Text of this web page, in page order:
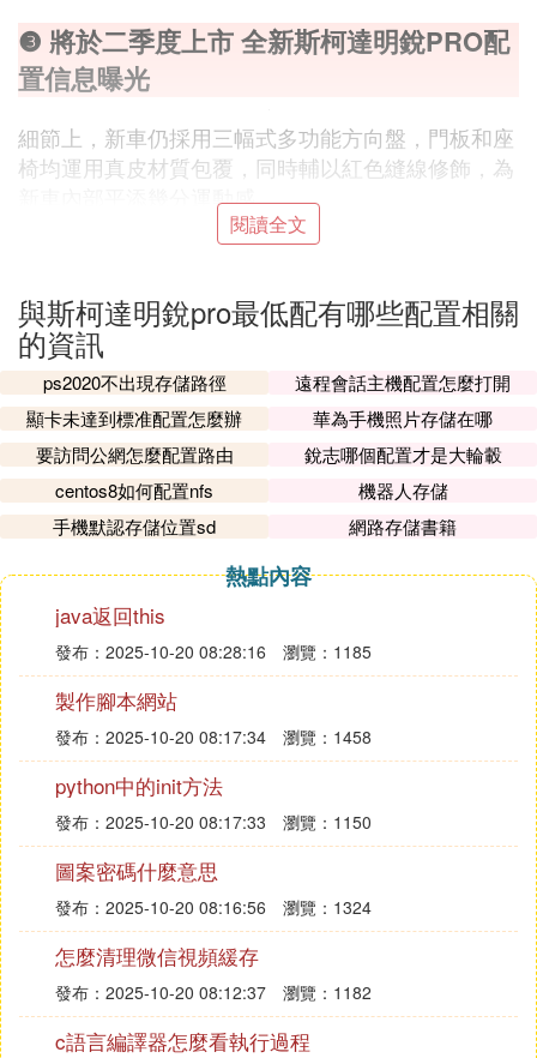
❸ 將於二季度上市 全新斯柯達明銳PRO配
置信息曝光
細節上，新車仍採用三幅式多功能方向盤，門板和座
椅均運用真皮材質包覆，同時輔以紅色縫線修飾，為
新車內部平添幾分運動感。
動力方面，明銳PRO預計將取消1.5L自然吸氣發動
kW和110kW，同時車身尺寸進一步增加，軸距達到
了2730毫米，現款車型軸距2686毫米。傳動系統方
面，與之匹配的或將為5速手動或7速雙離合器變速
箱。
❹ 3款車型配置發布 斯柯達明銳PRO 4月2
8日預售
❺ 全新明銳PRO上市，首推次頂配，入門
版也是不錯的選擇
5月17日晚，預熱了近兩個月的斯柯達全新明銳PRO
終於上市了，這次換代共推出了4款車型，價格區間
在12.49-15.79萬之間。
它在安全配置上配齊了主副駕駛氣囊、前排側氣囊、
前後排頭部氣簾，入門就能享受到極致的安全防護，
同時也具備發動機啟停、無鑰匙啟動、LED大燈等配
置，完全能夠滿足日常代步需求，如果預算不太充
分，那性能版也是很不錯的選擇。
寫在最後：對於全新明銳PRO來說，它的三大件已經
完全和速騰齊平了，同時價格相比速騰也有一定優
勢，在新車上我看到了明銳PRO的誠意，這個價位它
應該是配置最優的合資A+級車型。
閱讀全文
與斯柯達明銳pro最低配有哪些配置相關
的資訊
ps2020不出現存儲路徑
遠程會話主機配置怎麼打開
顯卡未達到標准配置怎麼辦
華為手機照片存儲在哪
要訪問公網怎麼配置路由
銳志哪個配置才是大輪轂
centos8如何配置nfs
機器人存儲
手機默認存儲位置sd
網路存儲書籍
熱點內容
java返回this
發布：2025-10-20 08:28:16 瀏覽：1185
製作腳本網站
發布：2025-10-20 08:17:34 瀏覽：1458
python中的init方法
發布：2025-10-20 08:17:33 瀏覽：1150
圖案密碼什麼意思
發布：2025-10-20 08:16:56 瀏覽：1324
怎麼清理微信視頻緩存
發布：2025-10-20 08:12:37 瀏覽：1182
c語言編譯器怎麼看執行過程